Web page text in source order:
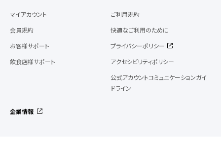
マイアカウント
会員規約
お客様サポート
飲食店様サポート
ご利用規約
快適なご利用のために
プライバシーポリシー
アクセシビリティポリシー
公式アカウントコミュニケーションガイ
ドライン
企業情報